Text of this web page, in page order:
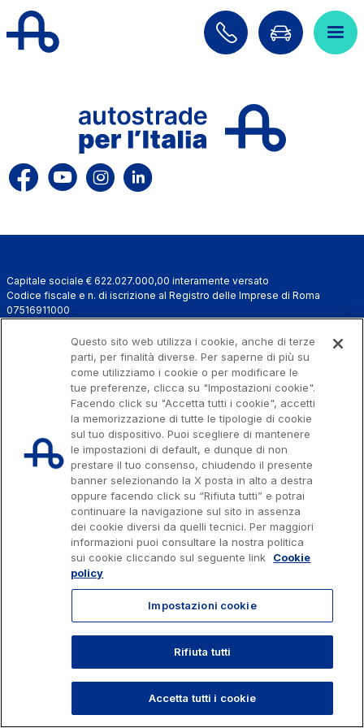
Salta al contenuto principale
Salta al menu principale
Cerca sul sito
Rete
Info Viabilità
Investor Relations
Tecnologie e Sicurezza
Sostenibilità
Media
Servizi al cliente
Contratti e fornitori
Il gruppo
Movyon
L'operatore tecnologico per l'integrazione di
soluzioni di Intelligent Transport Systems
Scopri la nostra App
Inquadra il QR Code con la fotocamera del tuo
cellulare per scaricare l’App
Capitale sociale € 622.027.000,00 interamente versato
Codice fiscale e n. di iscrizione al Registro delle Imprese di Roma
07516911000
Bergamini, 50 - 00159 Roma
Progetto e realizzazione Autostrade per l'Italia © 2026 Autostrade per
l'Italia Spa, Tutti i diritti riservati
803.111 info@autostrade.it
Privacy Cookies Accessibilità Whistleblowing Lavora con noi
Questo sito web utilizza i cookie, anche di terze
parti, per finalità diverse. Per saperne di più su
come utilizziamo i cookie o per modificare le
tue preferenze, clicca su "Impostazioni cookie".
Facendo click su "Accetta tutti i cookie", accetti
la memorizzazione di tutte le tipologie di cookie
sul tuo dispositivo. Puoi scegliere di mantenere
le impostazioni di default, e dunque di non
prestare il tuo consenso, chiudendo il presente
banner selezionando la X posta in alto a destra
oppure facendo click su “Rifiuta tutti” e potrai
continuare la navigazione sul sito in assenza
dei cookie diversi da quelli tecnici. Per maggiori
informazioni puoi consultare la nostra politica
sui cookie cliccando sul seguente link
Cookie
policy
Impostazioni cookie
Rifiuta tutti
Accetta tutti i cookie